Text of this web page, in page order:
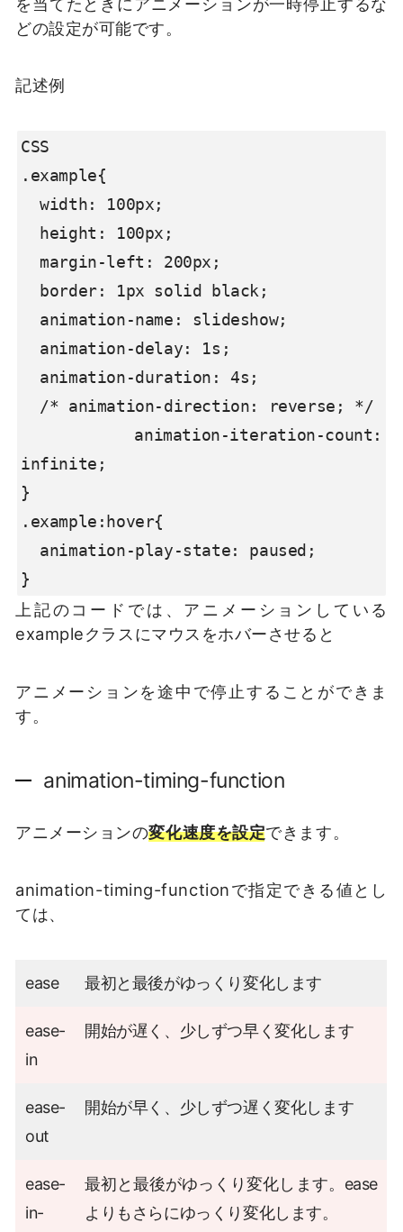
どの設定が可能です。
記述例
CSS
.example{
  width: 100px;
infinite;
}
.example:hover{
}
上記のコードでは、アニメーションしている
exampleクラスにマウスをホバーさせると
アニメーションを途中で停止することができま
す。
animation-timing-function
アニメーションの変化速度を設定できます。
animation-timing-functionで指定できる値とし
ては、
ease 最初と最後がゆっくり変化します
ease-
in
開始が遅く、少しずつ早く変化します
ease-
out
開始が早く、少しずつ遅く変化します
ease-
in-
最初と最後がゆっくり変化します。ease
よりもさらにゆっくり変化します。